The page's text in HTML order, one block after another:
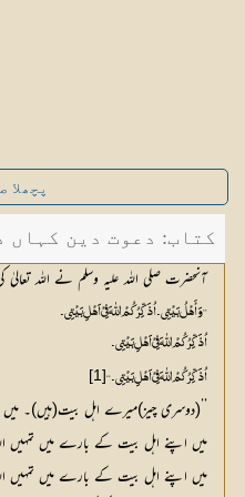
پچھلا
کتاب: دعوت دین کہاں دی
آنحضرت صلی اللہ علیہ وسلم نے اللہ
’’وَأَہْلُ بَیْتِي۔ اُذَکِّرُکُمْ اللّٰہَ فِيْ اَہْلِ بَیْتِي۔
اُذَکِّرُکُمْ اللّٰہَ فِيْ اَہْلِ بَیْتِي۔
اُذَکِّرُکُمْ اللّٰہَ فِيْ اَہْلِ بَیْتِي۔‘‘[1]
’’(دوسری چیز)میرے اہل بیت(ہیں)۔ میں
میں اپنے اہل بیت کے بارے میں تمہیں
میں اپنے اہل بیت کے بارے میں تمہیں اللہ